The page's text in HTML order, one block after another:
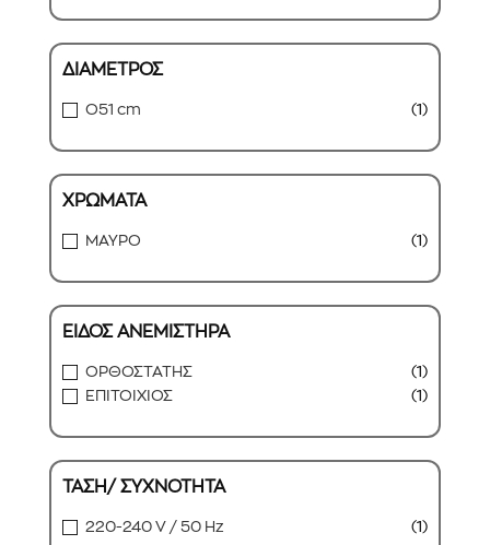
ΔΙΑΜΕΤΡΟΣ
O51 cm (1)
ΧΡΩΜΑΤΑ
ΜΑΥΡΟ (1)
ΕΙΔΟΣ ΑΝΕΜΙΣΤΗΡΑ
ΟΡΘΟΣΤΑΤΗΣ
(1)
ΕΠΙΤΟΙΧΙΟΣ
(1)
ΤΑΣΗ/ ΣΥΧΝΟΤΗΤΑ
220-240 V / 50 Hz (1)